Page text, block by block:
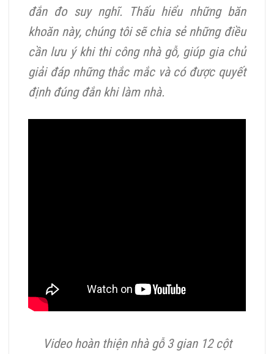
đắn đo suy nghĩ. Thấu hiểu những băn
khoăn này, chúng tôi sẽ chia sẻ những điều
cần lưu ý khi thi công nhà gỗ, giúp gia chủ
giải đáp những thắc mắc và có được quyết
định đúng đắn khi làm nhà.
Video hoàn thiện nhà gỗ 3 gian 12 cột